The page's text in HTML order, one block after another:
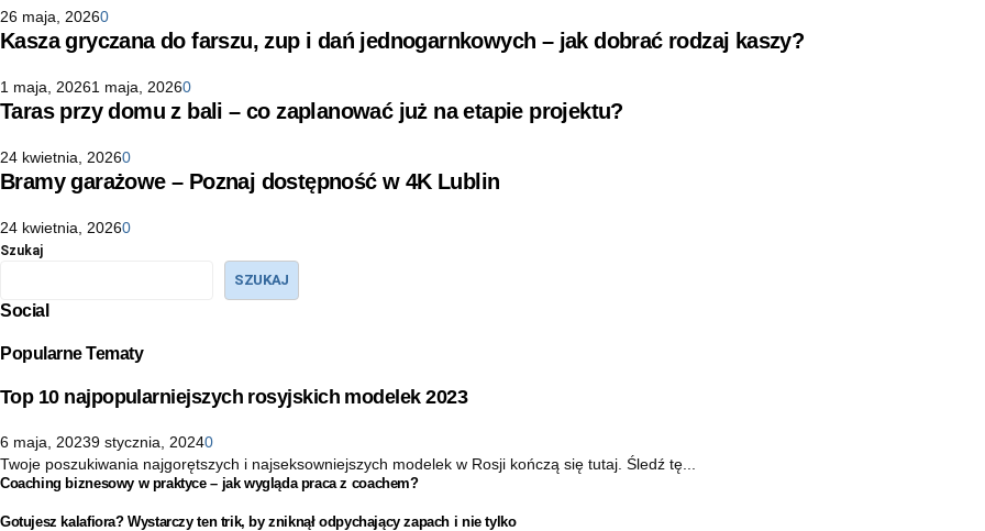
26 maja, 20260
Kasza gryczana do farszu, zup i dań jednogarnkowych – jak dobrać rodzaj kaszy?
1 maja, 20261 maja, 20260
Taras przy domu z bali – co zaplanować już na etapie projektu?
24 kwietnia, 20260
Bramy garażowe – Poznaj dostępność w 4K Lublin
24 kwietnia, 20260
Szukaj
SZUKAJ
Social
Popularne Tematy
Top 10 najpopularniejszych rosyjskich modelek 2023
6 maja, 20239 stycznia, 20240
Twoje poszukiwania najgorętszych i najseksowniejszych modelek w Rosji kończą się tutaj. Śledź tę...
Coaching biznesowy w praktyce – jak wygląda praca z coachem?
Gotujesz kalafiora? Wystarczy ten trik, by zniknął odpychający zapach i nie tylko